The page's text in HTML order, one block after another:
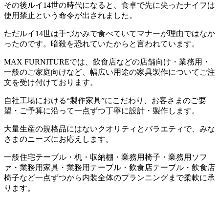
その後ルイ14世の時代になると、食卓で先に尖ったナイフは
使用禁止という命令が出されました。
ただルイ14世は手づかみで食べていてマナーが理由ではなか
ったのです。暗殺を恐れていたからと言われています。
MAX FURNITUREでは、飲食店などの店舗向け・業務用・
一般のご家庭向けなど、幅広い用途の家具製作についてご注
文を受け付けております。
自社工場における“製作家具”にこだわり、お客さまのご要
望・ご予算に沿って一点ずつ丁寧に設計・製作します。
大量生産の規格品にはないクオリティとバラエティで、みな
さまのニーズにお応えします。
一般住宅テーブル・机・収納棚・業務用椅子・業務用ソフ
ァ・業務用家具・業務用テーブル・飲食店テーブル・飲食店
椅子など一点ずつから内装全体のプランニングまで柔軟に承
ります。